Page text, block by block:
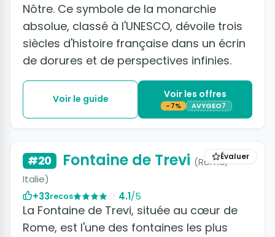
Nôtre. Ce symbole de la monarchie
absolue, classé à l'UNESCO, dévoile trois
siècles d'histoire française dans un écrin
de dorures et de perspectives infinies.
Voir le guide Voir les offres
-7% AVYGEO7
Évaluer
#20 Fontaine de Trevi (Rome,
Italie)
+33recos 4.1/5
La Fontaine de Trevi, située au cœur de
Rome, est l'une des fontaines les plus